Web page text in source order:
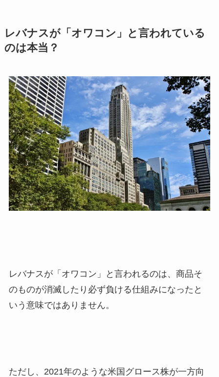
レバナスが「オワコン」と言われている
のは本当？
レバナスが「オワコン」と言われるのは、商品そ
のものが消滅したり必ず負ける仕組みになったと
いう意味ではありません。
ただし、2021年のような米国グロース株が一方向